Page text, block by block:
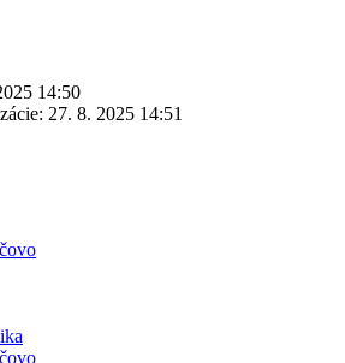
14:50
27. 8. 2025 14:51